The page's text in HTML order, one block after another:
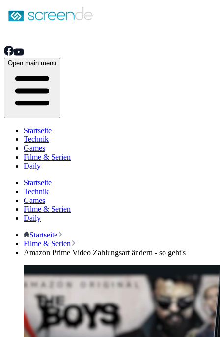
Open main menu
Startseite
Technik
Games
Filme & Serien
Daily
Startseite
Technik
Games
Filme & Serien
Daily
Startseite
Filme & Serien
Amazon Prime Video Zahlungsart ändern - so geht's